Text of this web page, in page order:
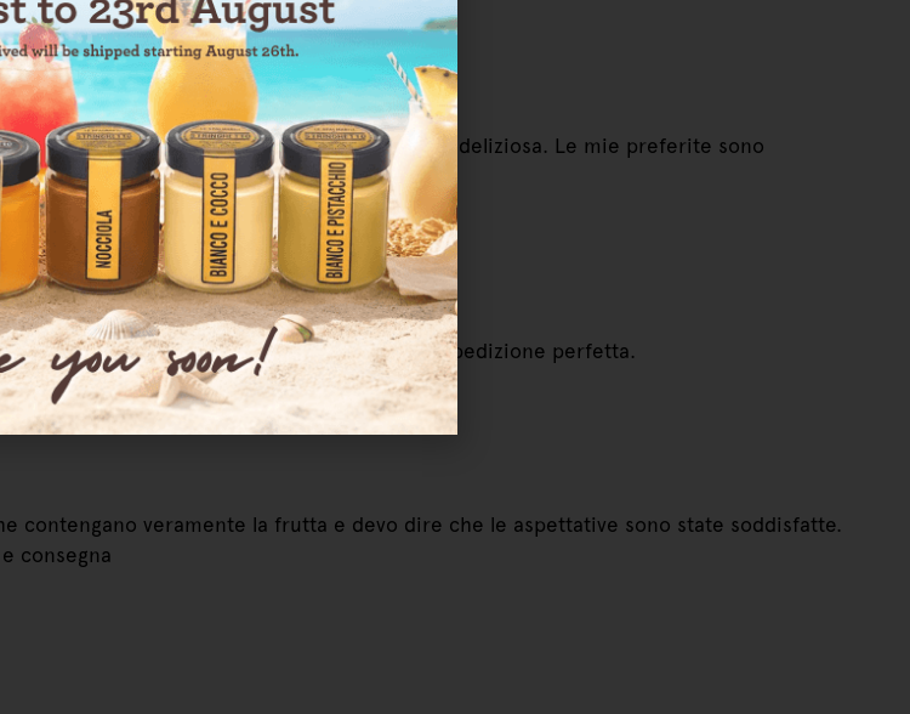
ho più lasciate. Vera frutta e una consistenza deliziosa. Le mie preferite sono
di gusti.
con amici e farò sicuramente altri ordini. Spedizione perfetta.
contengano veramente la frutta e devo dire che le aspettative sono state soddisfatte.
consegna